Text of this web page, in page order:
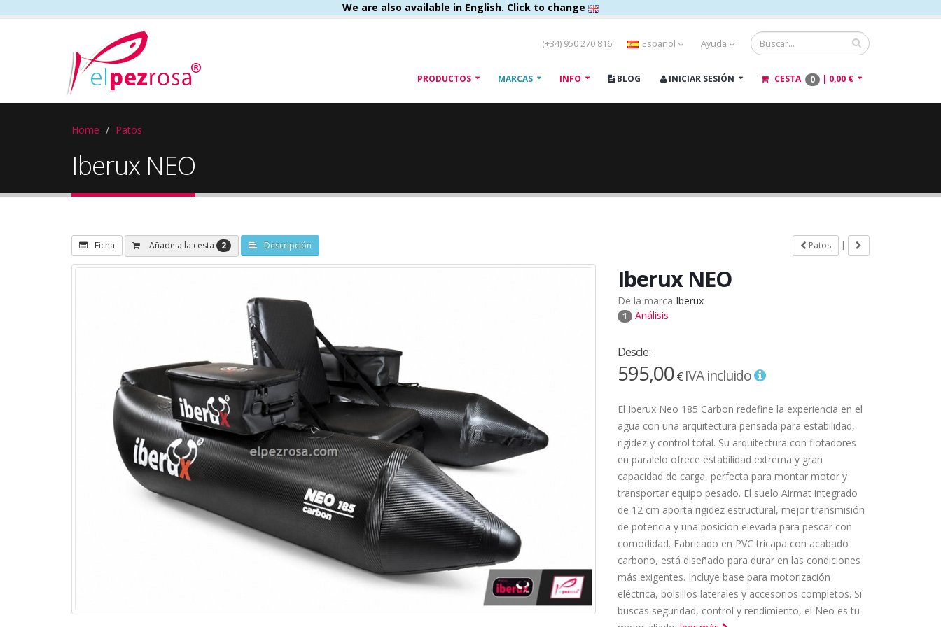
We are also available in English. Click to change
(+34) 950 270 816 Español Ayuda
PRODUCTOS MARCAS INFO BLOG INICIAR SESIÓN CESTA 0 | 0,00 €
Home Patos
Iberux NEO
Ficha Añade a la cesta 2 Descripción Patos |
Iberux NEO
De la marca Iberux
1 Análisis
Desde:
595,00€IVA incluido
El Iberux Neo 185 Carbon redefine la experiencia en el
agua con una arquitectura pensada para estabilidad,
rigidez y control total. Su arquitectura con flotadores
en paralelo ofrece estabilidad extrema y gran
capacidad de carga, perfecta para montar motor y
transportar equipo pesado. El suelo Airmat integrado
de 12 cm aporta rigidez estructural, mejor transmisión
de potencia y una posición elevada para pescar con
comodidad. Fabricado en PVC tricapa con acabado
carbono, está diseñado para durar en las condiciones
más exigentes. Incluye base para motorización
eléctrica, bolsillos laterales y accesorios completos. Si
buscas seguridad, control y rendimiento, el Neo es tu